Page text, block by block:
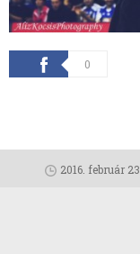
0
2016. február 23.